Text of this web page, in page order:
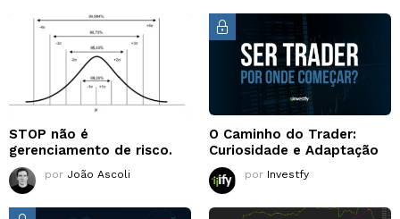
STOP não é
gerenciamento de risco.
por João Ascoli
O Caminho do Trader:
Curiosidade e Adaptação
por Investfy